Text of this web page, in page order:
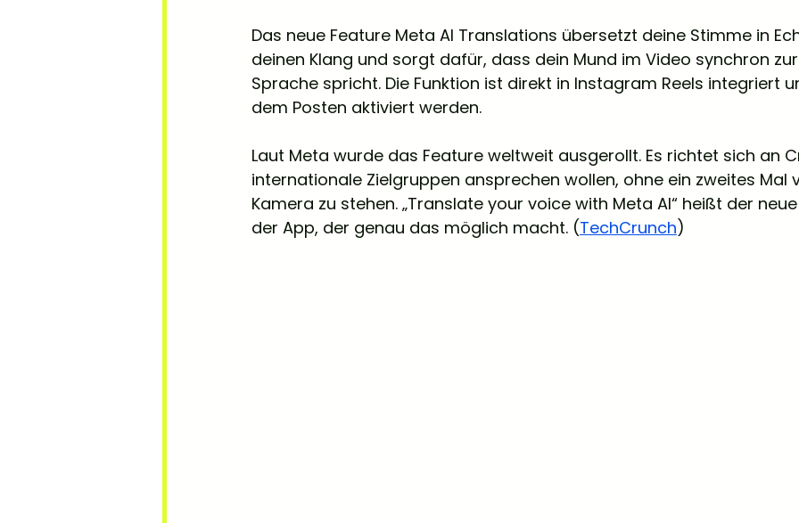
Das neue Feature Meta AI Translations übersetzt deine Stimme in
deinen Klang und sorgt dafür, dass dein Mund im Video synchron
Sprache spricht. Die Funktion ist direkt in Instagram Reels integriert
dem Posten aktiviert werden.
Laut Meta wurde das Feature weltweit ausgerollt. Es richtet sich an
internationale Zielgruppen ansprechen wollen, ohne ein zweites Mal
Kamera zu stehen. „Translate your voice with Meta AI“ heißt der
der App, der genau das möglich macht. (TechCrunch)